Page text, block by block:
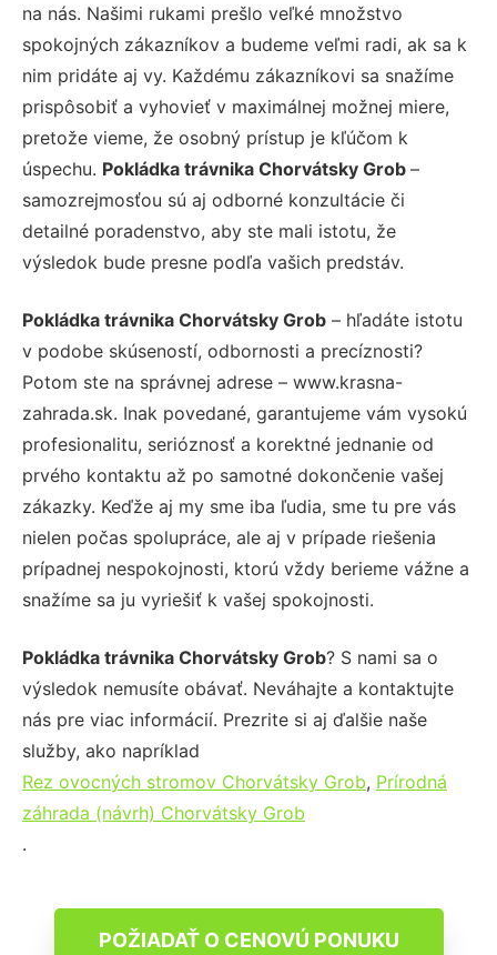
na nás. Našimi rukami prešlo veľké množstvo
spokojných zákazníkov a budeme veľmi radi, ak sa k
nim pridáte aj vy. Každému zákazníkovi sa snažíme
prispôsobiť a vyhovieť v maximálnej možnej miere,
pretože vieme, že osobný prístup je kľúčom k
úspechu. Pokládka trávnika Chorvátsky Grob –
samozrejmosťou sú aj odborné konzultácie či
detailné poradenstvo, aby ste mali istotu, že
výsledok bude presne podľa vašich predstáv.
Pokládka trávnika Chorvátsky Grob – hľadáte istotu
v podobe skúseností, odbornosti a precíznosti?
Potom ste na správnej adrese – www.krasna-
zahrada.sk. Inak povedané, garantujeme vám vysokú
profesionalitu, serióznosť a korektné jednanie od
prvého kontaktu až po samotné dokončenie vašej
zákazky. Keďže aj my sme iba ľudia, sme tu pre vás
nielen počas spolupráce, ale aj v prípade riešenia
prípadnej nespokojnosti, ktorú vždy berieme vážne a
snažíme sa ju vyriešiť k vašej spokojnosti.
Pokládka trávnika Chorvátsky Grob? S nami sa o
výsledok nemusíte obávať. Neváhajte a kontaktujte
nás pre viac informácií. Prezrite si aj ďalšie naše
služby, ako napríklad
Rez ovocných stromov Chorvátsky Grob, Prírodná
záhrada (návrh) Chorvátsky Grob
.
POŽIADAŤ O CENOVÚ PONUKU